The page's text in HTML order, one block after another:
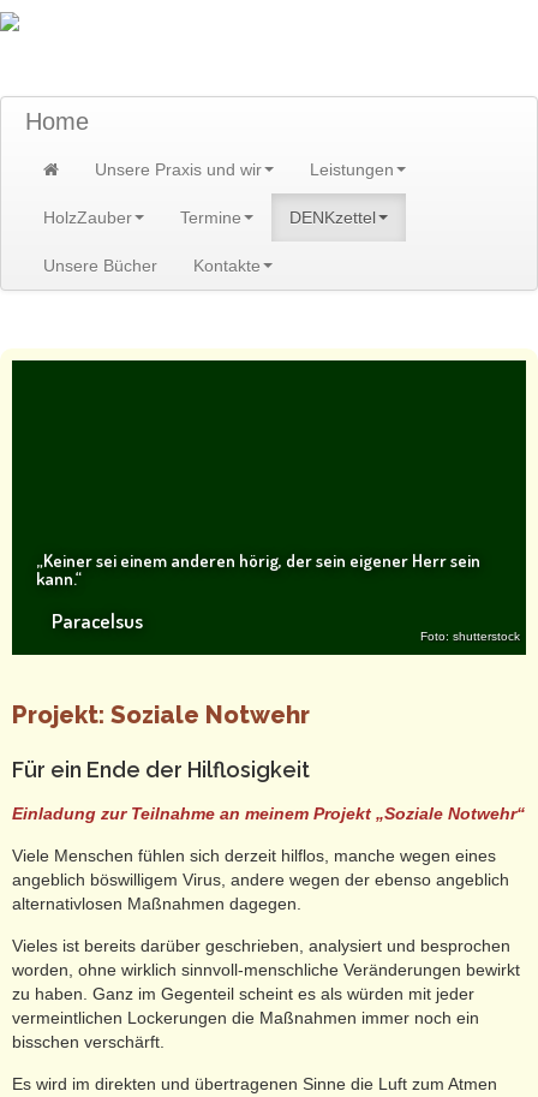
Home
Unsere Praxis und wir Leistungen
HolzZauber Termine DENKzettel
Unsere Bücher Kontakte
„Keiner sei einem anderen hörig, der sein eigener Herr sein
kann.“
Paracelsus
Foto: shutterstock
Projekt: Soziale Notwehr
Für ein Ende der Hilflosigkeit
Einladung zur Teilnahme an meinem Projekt „Soziale Notwehr“
Viele Menschen fühlen sich derzeit hilflos, manche wegen eines
angeblich böswilligem Virus, andere wegen der ebenso angeblich
alternativlosen Maßnahmen dagegen.
Vieles ist bereits darüber geschrieben, analysiert und besprochen
worden, ohne wirklich sinnvoll-menschliche Veränderungen bewirkt
zu haben. Ganz im Gegenteil scheint es als würden mit jeder
vermeintlichen Lockerungen die Maßnahmen immer noch ein
bisschen verschärft.
Es wird im direkten und übertragenen Sinne die Luft zum Atmen